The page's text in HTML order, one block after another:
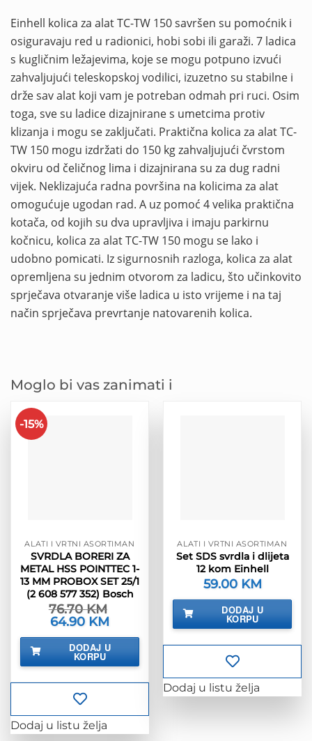
Einhell kolica za alat TC-TW 150 savršen su pomoćnik i
osiguravaju red u radionici, hobi sobi ili garaži. 7 ladica
s kugličnim ležajevima, koje se mogu potpuno izvući
zahvaljujući teleskopskoj vodilici, izuzetno su stabilne i
drže sav alat koji vam je potreban odmah pri ruci. Osim
toga, sve su ladice dizajnirane s umetcima protiv
klizanja i mogu se zaključati. Praktična kolica za alat TC-
TW 150 mogu izdržati do 150 kg zahvaljujući čvrstom
okviru od čeličnog lima i dizajnirana su za dug radni
vijek. Neklizajuća radna površina na kolicima za alat
omogućuje ugodan rad. A uz pomoć 4 velika praktična
kotača, od kojih su dva upravljiva i imaju parkirnu
kočnicu, kolica za alat TC-TW 150 mogu se lako i
udobno pomicati. Iz sigurnosnih razloga, kolica za alat
opremljena su jednim otvorom za ladicu, što učinkovito
sprječava otvaranje više ladica u isto vrijeme i na taj
način sprječava prevrtanje natovarenih kolica.
Moglo bi vas zanimati i
-15%
ALATI I VRTNI ASORTIMAN
SVRDLA BORERI ZA
METAL HSS POINTTEC 1-
13 MM PROBOX SET 25/1
(2 608 577 352) Bosch
76.70KM
Izvorna
cijena
bila
76.70 KM.
64.90 KM
je:
64.90 KM.
DODAJ U
KORPU
Dodaj u listu želja
ALATI I VRTNI ASORTIMAN
Set SDS svrdla i dlijeta
12 kom Einhell
59.00 KM
DODAJ U
KORPU
Dodaj u listu želja